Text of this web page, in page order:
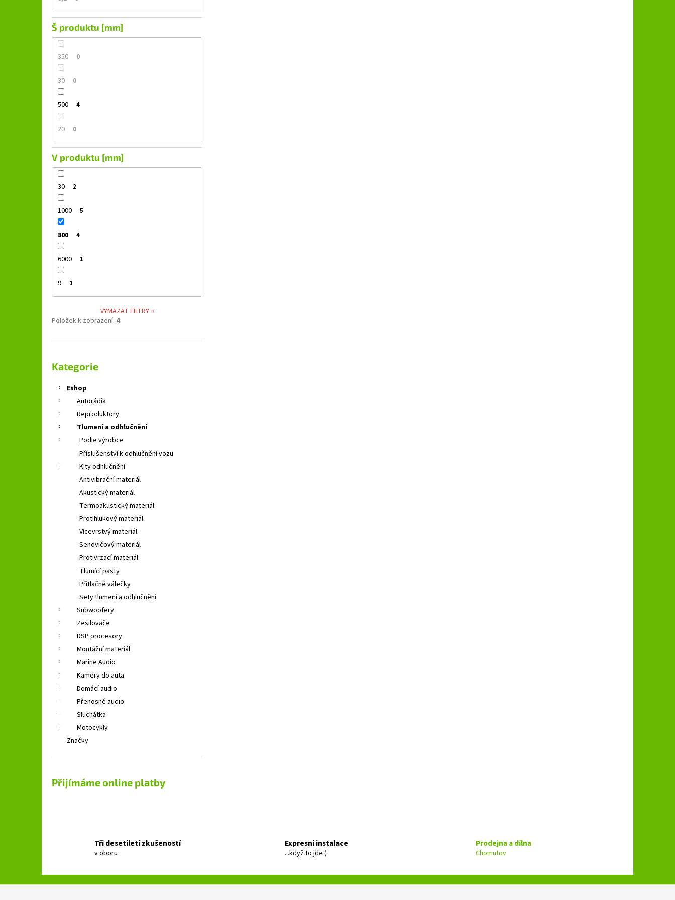
Š produktu [mm]
350 0
30 0
500 4
20 0
V produktu [mm]
30 2
1000 5
800 4
6000 1
9 1
VYMAZAT FILTRY
Položek k zobrazení: 4
kategorie
Kategorie
Eshop
Autorádia
Reproduktory
Tlumení a odhlučnění
Podle výrobce
Příslušenství k odhlučnění vozu
Kity odhlučnění
Antivibrační materiál
Akustický materiál
Termoakustický materiál
Protihlukový materiál
Vícevrstvý materiál
Sendvičový materiál
Protivrzací materiál
Tlumící pasty
Přítlačné válečky
Sety tlumení a odhlučnění
Subwoofery
Zesilovače
DSP procesory
Montážní materiál
Marine Audio
Kamery do auta
Domácí audio
Přenosné audio
Sluchátka
Motocykly
Značky
Přijímáme online platby
Tři desetiletí zkušeností
v oboru
Expresní instalace
...když to jde (:
Prodejna a dílna
Chomutov